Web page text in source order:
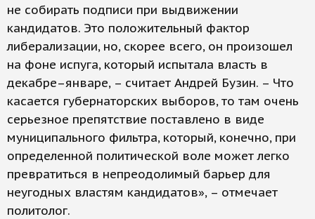
не собирать подписи при выдвижении
кандидатов. Это положительный фактор
либерализации, но, скорее всего, он произошел
на фоне испуга, который испытала власть в
декабре–январе, – считает Андрей Бузин. – Что
касается губернаторских выборов, то там очень
серьезное препятствие поставлено в виде
муниципального фильтра, который, конечно, при
определенной политической воле может легко
превратиться в непреодолимый барьер для
неугодных властям кандидатов», – отмечает
политолог.